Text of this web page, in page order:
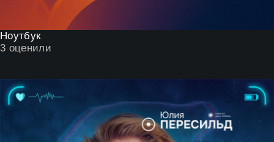
Ноутбук
3 оценили